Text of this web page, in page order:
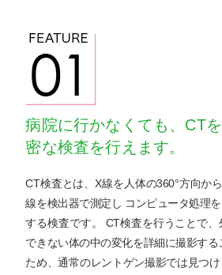
病院に行かなくても、CT
密な検査を行えます。
CT検査とは、X線を人体の360°方向か
線を検出器で測定し コンピュータ処理
する検査です。 CT検査を行うことで
できない体の中の変化を詳細に撮影す
ため、通常のレントゲン撮影では見つ